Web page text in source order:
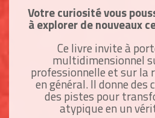
Votre curiosité vous
à explorer de nouveaux
Ce livre invite à
multidimensionnel
professionnelle et sur la
en général. Il donne des
des pistes pour
atypique en un